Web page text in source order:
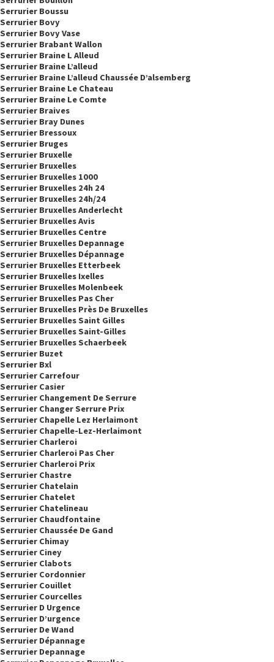
Serrurier Boussu
Serrurier Bovy
Serrurier Bovy Vase
Serrurier Brabant Wallon
Serrurier Braine L Alleud
Serrurier Braine L’alleud
Serrurier Braine L’alleud Chaussée D’alsemberg
Serrurier Braine Le Chateau
Serrurier Braine Le Comte
Serrurier Braives
Serrurier Bray Dunes
Serrurier Bressoux
Serrurier Bruges
Serrurier Bruxelle
Serrurier Bruxelles
Serrurier Bruxelles 1000
Serrurier Bruxelles 24h 24
Serrurier Bruxelles 24h/24
Serrurier Bruxelles Anderlecht
Serrurier Bruxelles Avis
Serrurier Bruxelles Centre
Serrurier Bruxelles Depannage
Serrurier Bruxelles Dépannage
Serrurier Bruxelles Etterbeek
Serrurier Bruxelles Ixelles
Serrurier Bruxelles Molenbeek
Serrurier Bruxelles Pas Cher
Serrurier Bruxelles Près De Bruxelles
Serrurier Bruxelles Saint Gilles
Serrurier Bruxelles Saint-Gilles
Serrurier Bruxelles Schaerbeek
Serrurier Buzet
Serrurier Bxl
Serrurier Carrefour
Serrurier Casier
Serrurier Changement De Serrure
Serrurier Changer Serrure Prix
Serrurier Chapelle Lez Herlaimont
Serrurier Chapelle-Lez-Herlaimont
Serrurier Charleroi
Serrurier Charleroi Pas Cher
Serrurier Charleroi Prix
Serrurier Chastre
Serrurier Chatelain
Serrurier Chatelet
Serrurier Chatelineau
Serrurier Chaudfontaine
Serrurier Chaussée De Gand
Serrurier Chimay
Serrurier Ciney
Serrurier Clabots
Serrurier Cordonnier
Serrurier Couillet
Serrurier Courcelles
Serrurier D Urgence
Serrurier D’urgence
Serrurier De Wand
Serrurier Dépannage
Serrurier Depannage